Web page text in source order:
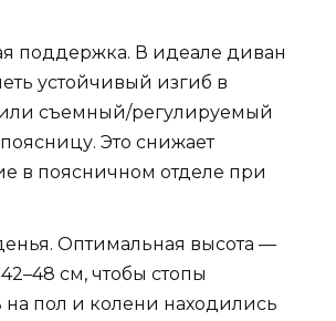
поддержка. В идеале диван
устойчивый изгиб в
съемный/регулируемый
Это снижает
в поясничном отделе при
Оптимальная высота —
см, чтобы стопы
пол и колени находились